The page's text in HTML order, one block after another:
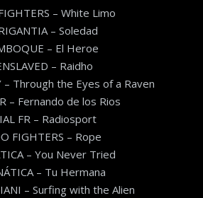
– White Limo
– Soledad
– El Heroe
– Raidho
– Through the Eyes of a Raven
– Fernando de los Rios
FR – Radiosport
FIGHTERS – Rope
– You Never Tried
– Tu Hermana
– Surfing with the Alien